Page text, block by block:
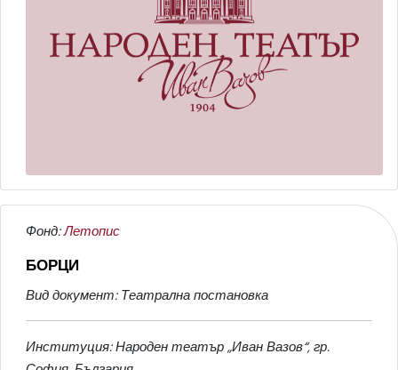
Фонд:Летопис
БОРЦИ
Вид документ: Театрална постановка
Институция: Народен театър „Иван Вазов“, гр.